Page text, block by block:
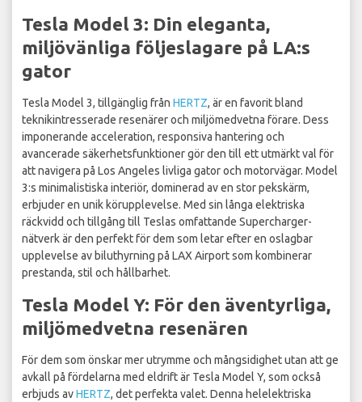
Tesla Model 3: Din eleganta,
miljövänliga följeslagare på LA:s
gator
Tesla Model 3, tillgänglig från HERTZ, är en favorit bland
teknikintresserade resenärer och miljömedvetna förare. Dess
imponerande acceleration, responsiva hantering och
avancerade säkerhetsfunktioner gör den till ett utmärkt val för
att navigera på Los Angeles livliga gator och motorvägar. Model
3:s minimalistiska interiör, dominerad av en stor pekskärm,
erbjuder en unik körupplevelse. Med sin långa elektriska
räckvidd och tillgång till Teslas omfattande Supercharger-
nätverk är den perfekt för dem som letar efter en oslagbar
upplevelse av biluthyrning på LAX Airport som kombinerar
prestanda, stil och hållbarhet.
Tesla Model Y: För den äventyrliga,
miljömedvetna resenären
För dem som önskar mer utrymme och mångsidighet utan att ge
avkall på fördelarna med eldrift är Tesla Model Y, som också
erbjuds avHERTZ, det perfekta valet. Denna helelektriska